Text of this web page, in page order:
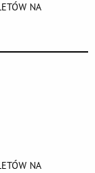
NA
NA